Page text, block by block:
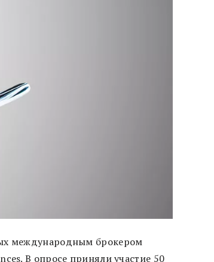
международным брокером
В опросе приняли участие 50